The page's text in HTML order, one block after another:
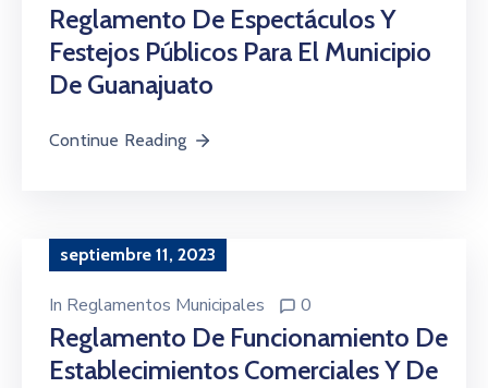
Reglamento De Espectáculos Y
Festejos Públicos Para El Municipio
De Guanajuato
Continue Reading
septiembre 11, 2023
In Reglamentos Municipales 0
Reglamento De Funcionamiento De
Establecimientos Comerciales Y De